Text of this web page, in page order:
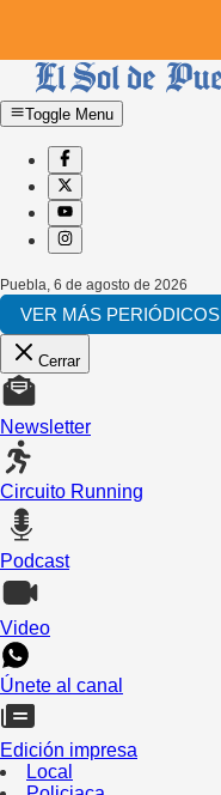
Toggle Menu
Puebla 6 de agosto de 2026
VER MÁS PERIÓDICOS
Cerrar
Newsletter
Circuito Running
Podcast
Video
Únete al canal
Edición impresa
Local